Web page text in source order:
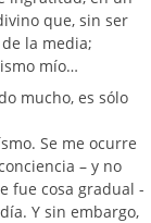
que, sin ser
la media;
mío…
mucho, es sólo
Se me ocurre
– y no
fue cosa gradual -
Y sin embargo,